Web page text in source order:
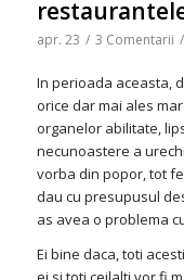
apr. 23 / 3 Comentarii /
In perioada aceasta,
orice dar mai ales
organelor abilitate,
necunoastere a
vorba din popor, tot
dau cu presupusul
as avea o problema
Ei bine daca, toti